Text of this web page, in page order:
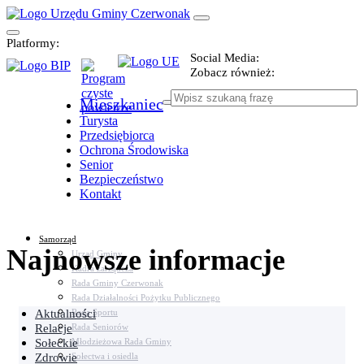
Platformy:
Social Media:
Zobacz również:
Mieszkaniec
Turysta
Przedsiębiorca
Ochrona Środowiska
Senior
Bezpieczeństwo
Kontakt
Samorząd
Urząd Gminy
Kadra zarządcza
Rada Gminy Czerwonak
Rada Działalności Pożytku Publicznego
Rada Sportu
Rada Seniorów
Młodzieżowa Rada Gminy
Sołectwa i osiedla
Najnowsze informacje
Aktualności
Relacje
Sołeckie
Zdrowie